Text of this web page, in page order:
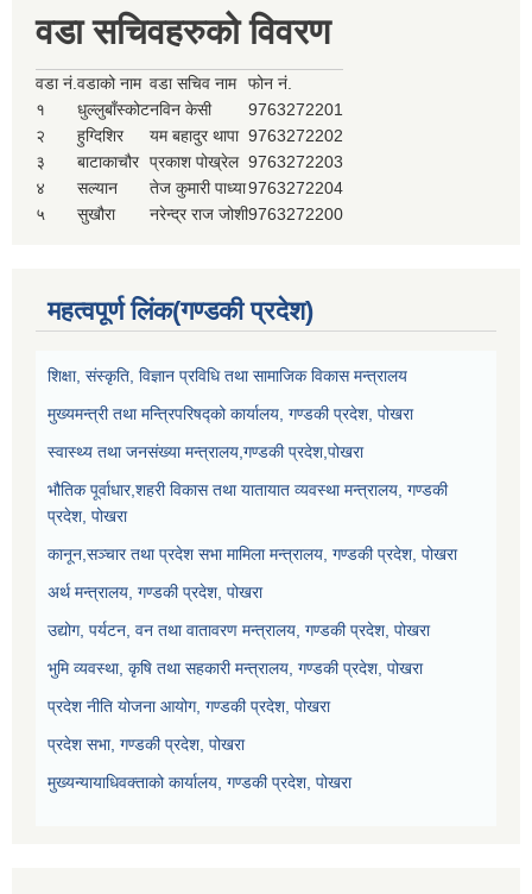
वडा सचिवहरुको विवरण
वडा नं.वडाको नाम वडा सचिव नाम
फोन नं.
१
धुल्लुबाँस्कोटनविन केसी
9763272201
२
हुग्दिशिर यम बहादुर थापा 9763272202
३
बाटाकाचौर प्रकाश पोख्रेल 9763272203
४
सल्यान तेज कुमारी पाध्या9763272204
५
सुखौरा नरेन्द्र राज जोशी9763272200
महत्वपूर्ण लिंक(गण्डकी प्रदेश)
शिक्षा, संस्कृति, विज्ञान प्रविधि तथा सामाजिक विकास मन्त्रालय
मुख्यमन्त्री तथा मन्त्रिपरिषद्को कार्यालय, गण्डकी प्रदेश, पोखरा
स्वास्थ्य तथा जनसंख्या मन्त्रालय,गण्डकी प्रदेश,पोखरा
भौतिक पूर्वाधार,शहरी विकास तथा यातायात व्यवस्था मन्त्रालय, गण्डकी
प्रदेश, पोखरा
कानून,सञ्चार तथा प्रदेश सभा मामिला मन्त्रालय, गण्डकी प्रदेश, पोखरा
अर्थ मन्त्रालय, गण्डकी प्रदेश, पोखरा
उद्योग, पर्यटन, वन तथा वातावरण मन्त्रालय, गण्डकी प्रदेश, पोखरा
भुमि व्यवस्था, कृषि तथा सहकारी मन्त्रालय, गण्डकी प्रदेश, पोखरा
प्रदेश नीति योजना आयोग, गण्डकी प्रदेश, पोखरा
प्रदेश सभा, गण्डकी प्रदेश, पोखरा
मुख्यन्यायाधिवक्ताको कार्यालय, गण्डकी प्रदेश, पोखरा